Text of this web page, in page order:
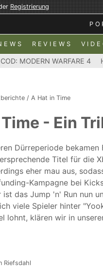
Registrierung
REVIEWS
COD: MODERN WARFARE 4
/ A Hat in Time
- Ein
Dürreperiode
Titel für die
eher mau aus,
Kampagne bei
das Jump 'n' Run nun
viele Spieler hinter
lohnt, klären wir in
Riefsdahl